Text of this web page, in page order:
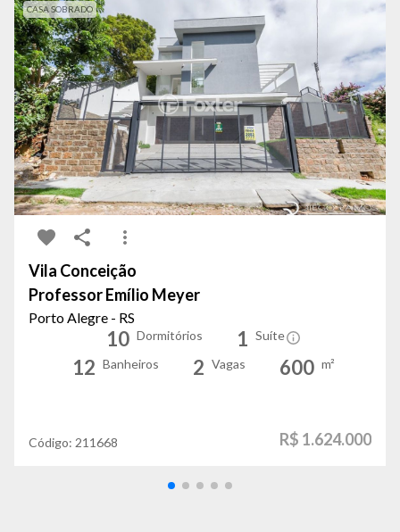
CASA SOBRADO
Vila Conceição
Professor Emílio Meyer
Porto Alegre - RS
10 Dormitórios 1 Suíte
12 Banheiros 2 Vagas 600 m²
Código: 211668 R$ 1.624.000